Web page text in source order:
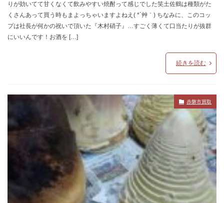
りが効いてて甘くなくて飲みやすい焼酎って感じでした笑土佐鶴は種類がた
くさんあって買う時もまよっちゃいますよねえ( *´艸｀) ちなみに、このコッ
プは社長が何かの祝いで頂いた『木村硝子』…すごく薄くて口当たりが抜群
にいいんです！お酒を […]
続きを読む
赤磐市買取